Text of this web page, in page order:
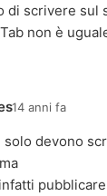
di scrivere sul
non è
14 anni fa
solo devono